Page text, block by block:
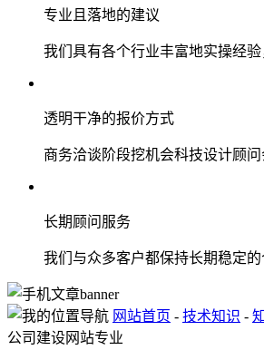
专业且落地的建议
我们具有各个行业丰富地实操经
透明干净的报价方式
商务洽谈阶段挖机会科技设计顾
长期顾问服务
我们与众多客户都保持长期稳定
网站首页 - 技术知识 -
公司建设网站专业